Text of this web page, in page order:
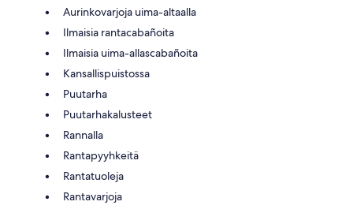
Aurinkovarjoja uima-altaalla
Ilmaisia rantacabañoita
Ilmaisia uima-allascabañoita
Kansallispuistossa
Puutarha
Puutarhakalusteet
Rannalla
Rantapyyhkeitä
Rantatuoleja
Rantavarjoja